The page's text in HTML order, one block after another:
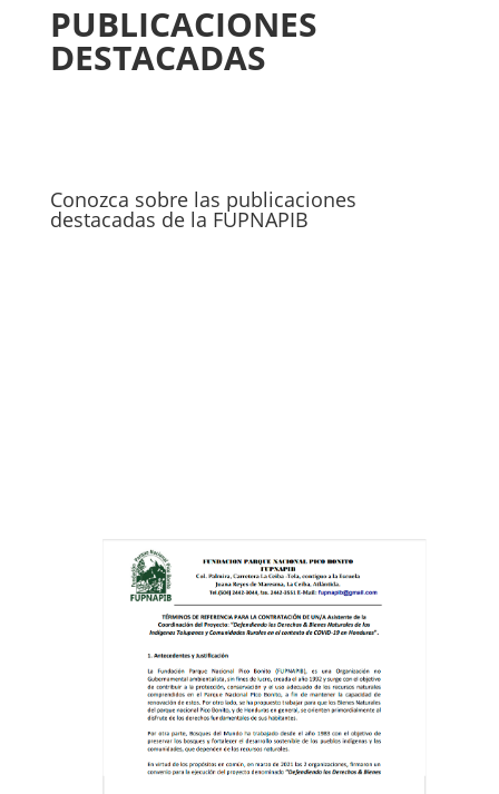
PUBLICACIONES
DESTACADAS
Conozca sobre las publicaciones
destacadas de la FUPNAPIB